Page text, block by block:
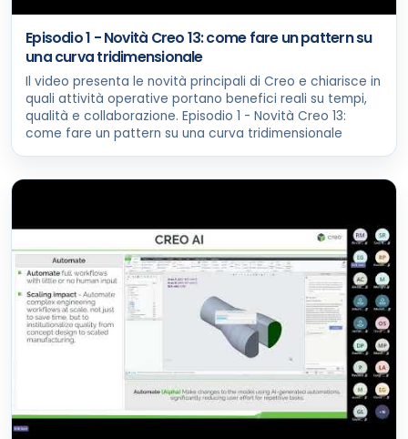
Episodio 1 - Novità Creo 13: come fare un pattern su
una curva tridimensionale
Il video presenta le novità principali di Creo e chiarisce in
quali attività operative portano benefici reali su tempi,
qualità e collaborazione. Episodio 1 - Novità Creo 13:
come fare un pattern su una curva tridimensionale